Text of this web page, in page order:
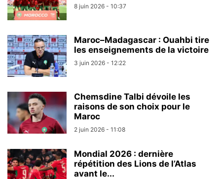
8 juin 2026 - 10:37
Maroc–Madagascar : Ouahbi tire
les enseignements de la victoire
3 juin 2026 - 12:22
Chemsdine Talbi dévoile les
raisons de son choix pour le
Maroc
2 juin 2026 - 11:08
Mondial 2026 : dernière
répétition des Lions de l’Atlas
avant le...